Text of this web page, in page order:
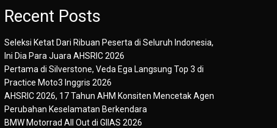
Recent Posts
Seleksi Ketat Dari Ribuan Peserta di Seluruh Indonesia,
Ini Dia Para Juara AHSRIC 2026
Pertama di Silverstone, Veda Ega Langsung Top 3 di
Practice Moto3 Inggris 2026
AHSRIC 2026, 17 Tahun AHM Konsiten Mencetak Agen
Perubahan Keselamatan Berkendara
BMW Motorrad All Out di GIIAS 2026